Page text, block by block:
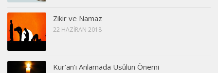
Zikir ve Namaz
22 HAZIRAN 2018
Kur’an’ı Anlamada Usûlün Önemi